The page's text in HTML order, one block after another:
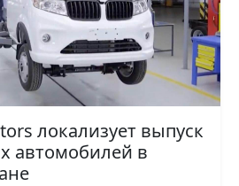
локализует выпуск
автомобилей в